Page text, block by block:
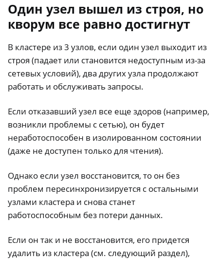
Один узел вышел из строя, но
кворум все равно достигнут
В кластере из 3 узлов, если один узел выходит из
строя (падает или становится недоступным из-за
сетевых условий), два других узла продолжают
работать и обслуживать запросы.
Если отказавший узел все еще здоров (например,
возникли проблемы с сетью), он будет
неработоспособен в изолированном состоянии
(даже не доступен только для чтения).
Однако если узел восстановится, то он без
проблем пересинхронизируется с остальными
узлами кластера и снова станет
работоспособным без потери данных.
Если он так и не восстановится, его придется
удалить из кластера (см. следующий раздел),